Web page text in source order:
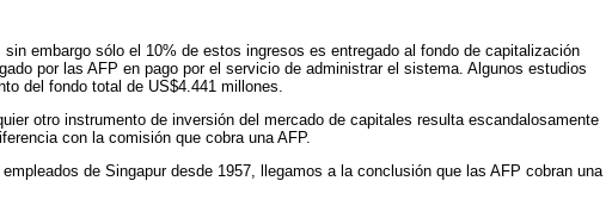
embargo sólo el 10% de estos ingresos es entregado al fondo de capitalización
por las AFP en pago por el servicio de administrar el sistema. Algunos estudios
del fondo total de US$4.441 millones.
otro instrumento de inversión del mercado de capitales resulta escandalosamente
con la comisión que cobra una AFP.
de Singapur desde 1957, llegamos a la conclusión que las AFP cobran una